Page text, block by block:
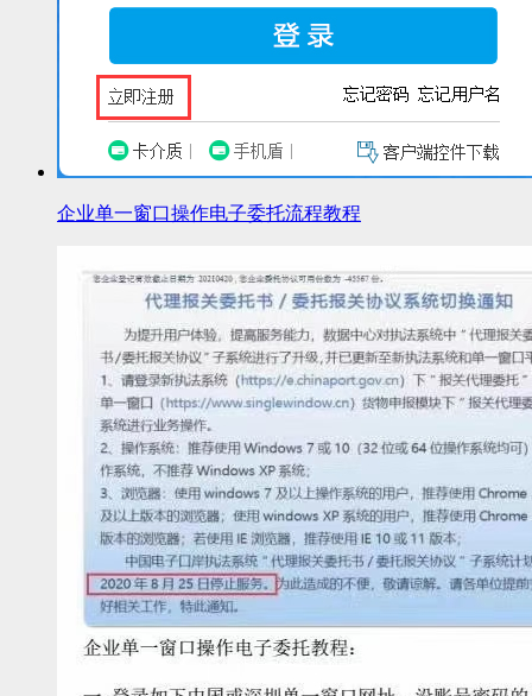
企业单一窗口操作电子委托流程教程